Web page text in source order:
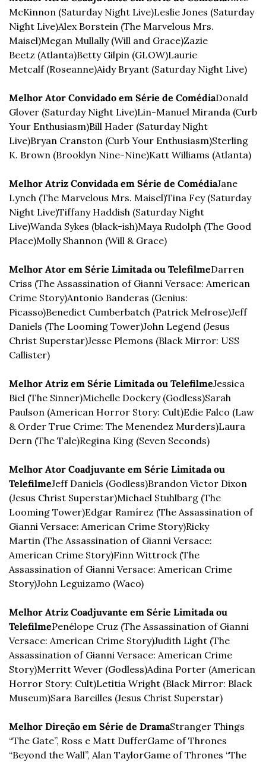
McKinnon (Saturday Night Live)Leslie Jones (Saturday
Night Live)Alex Borstein (The Marvelous Mrs.
Maisel)Megan Mullally (Will and Grace)Zazie
Beetz (Atlanta)Betty Gilpin (GLOW)Laurie
Metcalf (Roseanne)Aidy Bryant (Saturday Night Live)
Melhor Ator Convidado em Série de ComédiaDonald
Glover (Saturday Night Live)Lin-Manuel Miranda (Curb
Your Enthusiasm)Bill Hader (Saturday Night
Live)Bryan Cranston (Curb Your Enthusiasm)Sterling
K. Brown (Brooklyn Nine-Nine)Katt Williams (Atlanta)
Melhor Atriz Convidada em Série de ComédiaJane
Lynch (The Marvelous Mrs. Maisel)Tina Fey (Saturday
Night Live)Tiffany Haddish (Saturday Night
Live)Wanda Sykes (black-ish)Maya Rudolph (The Good
Place)Molly Shannon (Will & Grace)
Melhor Ator em Série Limitada ou TelefilmeDarren
Criss (The Assassination of Gianni Versace: American
Crime Story)Antonio Banderas (Genius:
Picasso)Benedict Cumberbatch (Patrick Melrose)Jeff
Daniels (The Looming Tower)John Legend (Jesus
Christ Superstar)Jesse Plemons (Black Mirror: USS
Callister)
Melhor Atriz em Série Limitada ou TelefilmeJessica
Biel (The Sinner)Michelle Dockery (Godless)Sarah
Paulson (American Horror Story: Cult)Edie Falco (Law
& Order True Crime: The Menendez Murders)Laura
Dern (The Tale)Regina King (Seven Seconds)
Melhor Ator Coadjuvante em Série Limitada ou
TelefilmeJeff Daniels (Godless)Brandon Victor Dixon
(Jesus Christ Superstar)Michael Stuhlbarg (The
Looming Tower)Edgar Ramírez (The Assassination of
Gianni Versace: American Crime Story)Ricky
Martin (The Assassination of Gianni Versace:
American Crime Story)Finn Wittrock (The
Assassination of Gianni Versace: American Crime
Story)John Leguizamo (Waco)
Melhor Atriz Coadjuvante em Série Limitada ou
TelefilmePenélope Cruz (The Assassination of Gianni
Versace: American Crime Story)Judith Light (The
Assassination of Gianni Versace: American Crime
Story)Merritt Wever (Godless)Adina Porter (American
Horror Story: Cult)Letitia Wright (Black Mirror: Black
Museum)Sara Bareilles (Jesus Christ Superstar)
Melhor Direção em Série de DramaStranger Things
“The Gate”, Ross e Matt DufferGame of Thrones
“Beyond the Wall”, Alan TaylorGame of Thrones “The